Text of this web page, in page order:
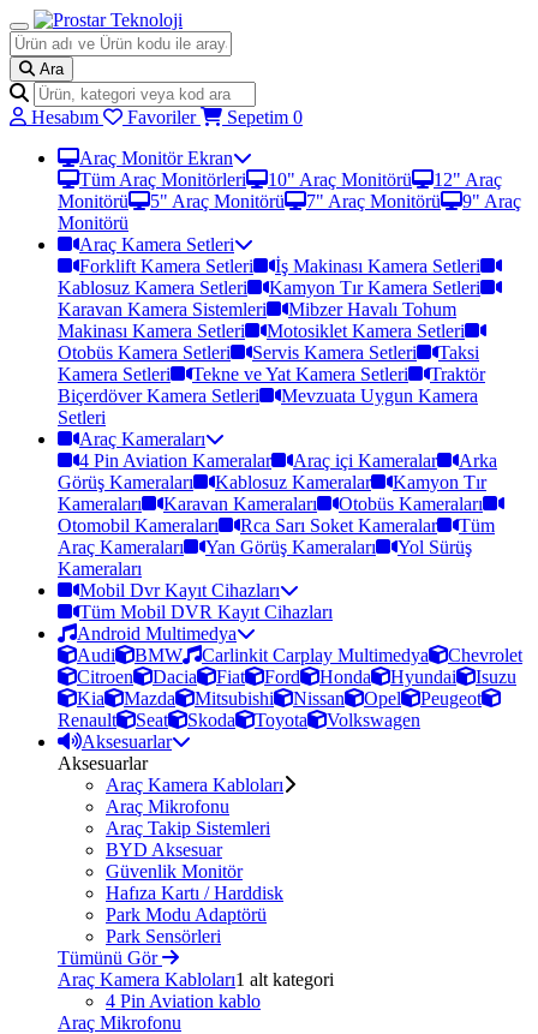
Ara
Hesabım Favoriler Sepetim 0
Araç Monitör Ekran
Tüm Araç Monitörleri
10" Araç Monitörü
12" Araç
Monitörü
5" Araç Monitörü 7" Araç Monitörü
9" Araç
Monitörü
Araç Kamera Setleri
Forklift Kamera Setleri
İş Makinası Kamera Setleri
Kablosuz Kamera Setleri
Kamyon Tır Kamera Setleri
Karavan Kamera Sistemleri
Mibzer Havalı Tohum
Makinası Kamera Setleri
Motosiklet Kamera Setleri
Otobüs Kamera Setleri
Servis Kamera Setleri
Taksi
Kamera Setleri
Tekne ve Yat Kamera Setleri
Traktör
Biçerdöver Kamera Setleri
Mevzuata Uygun Kamera
Setleri
Araç Kameraları
4 Pin Aviation Kameralar
Araç içi Kameralar
Arka
Görüş Kameraları
Kablosuz Kameralar
Kamyon Tır
Kameraları
Karavan Kameraları
Otobüs Kameraları
Otomobil Kameraları
Rca Sarı Soket Kameralar
Tüm
Araç Kameraları
Yan Görüş Kameraları
Yol Sürüş
Kameraları
Mobil Dvr Kayıt Cihazları
Tüm Mobil DVR Kayıt Cihazları
Android Multimedya
Audi
BMW Carlinkit Carplay Multimedya
Chevrolet
Citroen
Dacia Fiat Ford Honda Hyundai
Isuzu
Kia
Mazda Mitsubishi Nissan Opel
Peugeot
Renault
Seat Skoda Toyota
Volkswagen
Aksesuarlar
Aksesuarlar
Araç Kamera Kabloları
Araç Mikrofonu
Araç Takip Sistemleri
BYD Aksesuar
Güvenlik Monitör
Hafıza Kartı / Harddisk
Park Modu Adaptörü
Park Sensörleri
Tümünü Gör
Araç Kamera Kabloları1 alt kategori
4 Pin Aviation kablo
Araç Mikrofonu